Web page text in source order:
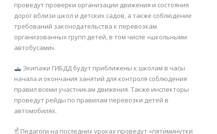
проведут проверки организации движения и состояния
дорог вблизи школ и детских садов, а также соблюдение
требований законодательства к перевозкам
организованных групп детей, в том числе «школьными
автобусами».
Экипажи ГИБДД будут приближены к школам в часы
начала и окончания занятий для контроля соблюдения
правил всеми участникам движения. Также инспекторы
проведут рейды по правилам перевозки детей в
автомобилях.
☝ Педагоги на последних уроках проведут «пятиминутки